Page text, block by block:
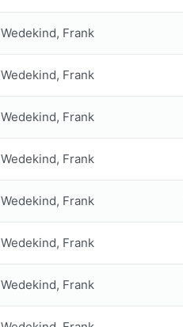
Wedekind, Frank
Wedekind, Frank
Wedekind, Frank
Wedekind, Frank
Wedekind, Frank
Wedekind, Frank
Wedekind, Frank